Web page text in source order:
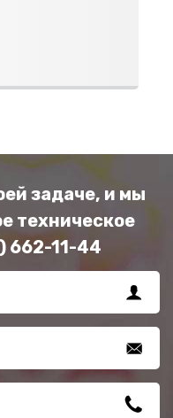
задаче, и мы
техническое
662-11-44